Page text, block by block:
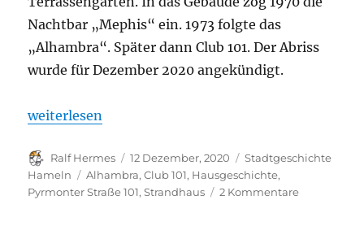
Nachtbar „Mephis“ ein. 1973 folgte das
„Alhambra“. Später dann Club 101. Der Abriss
wurde für Dezember 2020 angekündigt.
„Hausgeschichte: Strandhaus Hameln, Pyrmonter
weiterlesen
Autor
Ralf Hermes
Veröffentlicht
am
12 Dezember, 2020 Kategorien
Stadtgeschichte
Hameln
Schlagwörter
Alhambra,Club 101, Hausgeschichte,
Pyrmonter Straße 101,Strandhaus 2 Kommentarezu